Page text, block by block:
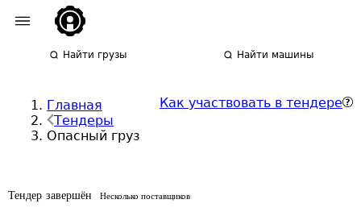
Найти грузы Найти машины
Главная
Тендеры
Опасный груз
Как участвовать в тендере
Тендер завершён Несколько поставщиков